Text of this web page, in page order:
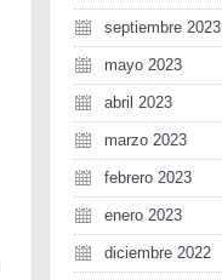
septiembre 2023
mayo 2023
abril 2023
marzo 2023
febrero 2023
enero 2023
diciembre 2022